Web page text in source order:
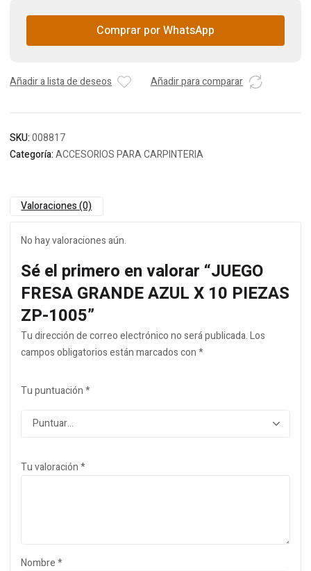
Comprar por WhatsApp
Añadir a lista de deseos Añadir para comparar
SKU:008817
Categoría:ACCESORIOS PARA CARPINTERIA
Valoraciones (0)
No hay valoraciones aún.
Sé el primero en valorar “JUEGO
FRESA GRANDE AZUL X 10 PIEZAS
ZP-1005”
Tu dirección de correo electrónico no será publicada.Los
campos obligatorios están marcados con*
Tu puntuación*
Tu valoración*
Nombre*